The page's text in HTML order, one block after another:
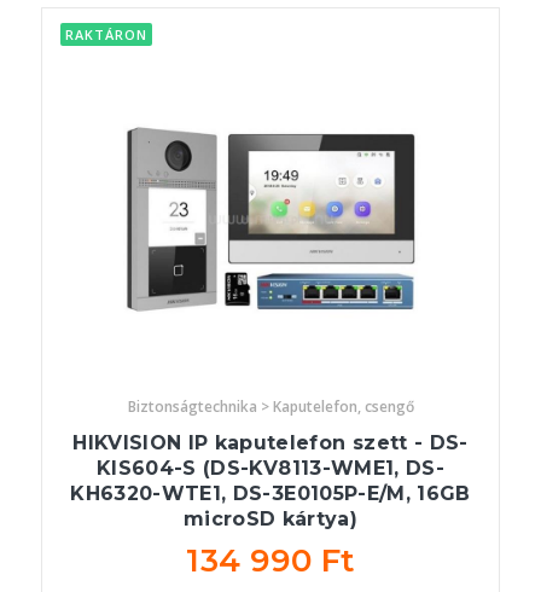
RAKTÁRON
Biztonságtechnika > Kaputelefon, csengő
HIKVISION IP kaputelefon szett - DS-
KIS604-S (DS-KV8113-WME1, DS-
KH6320-WTE1, DS-3E0105P-E/M, 16GB
microSD kártya)
134 990 Ft